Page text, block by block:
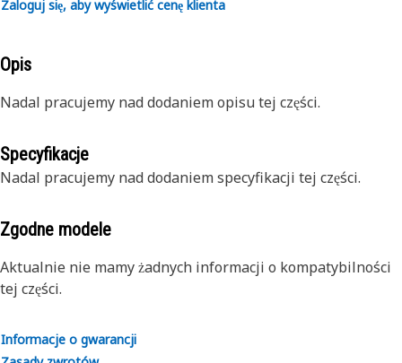
Zaloguj się, aby wyświetlić cenę klienta
Opis
Nadal pracujemy nad dodaniem opisu tej części.
Specyfikacje
Nadal pracujemy nad dodaniem specyfikacji tej części.
Zgodne modele
Aktualnie nie mamy żadnych informacji o kompatybilności
tej części.
Informacje o gwarancji